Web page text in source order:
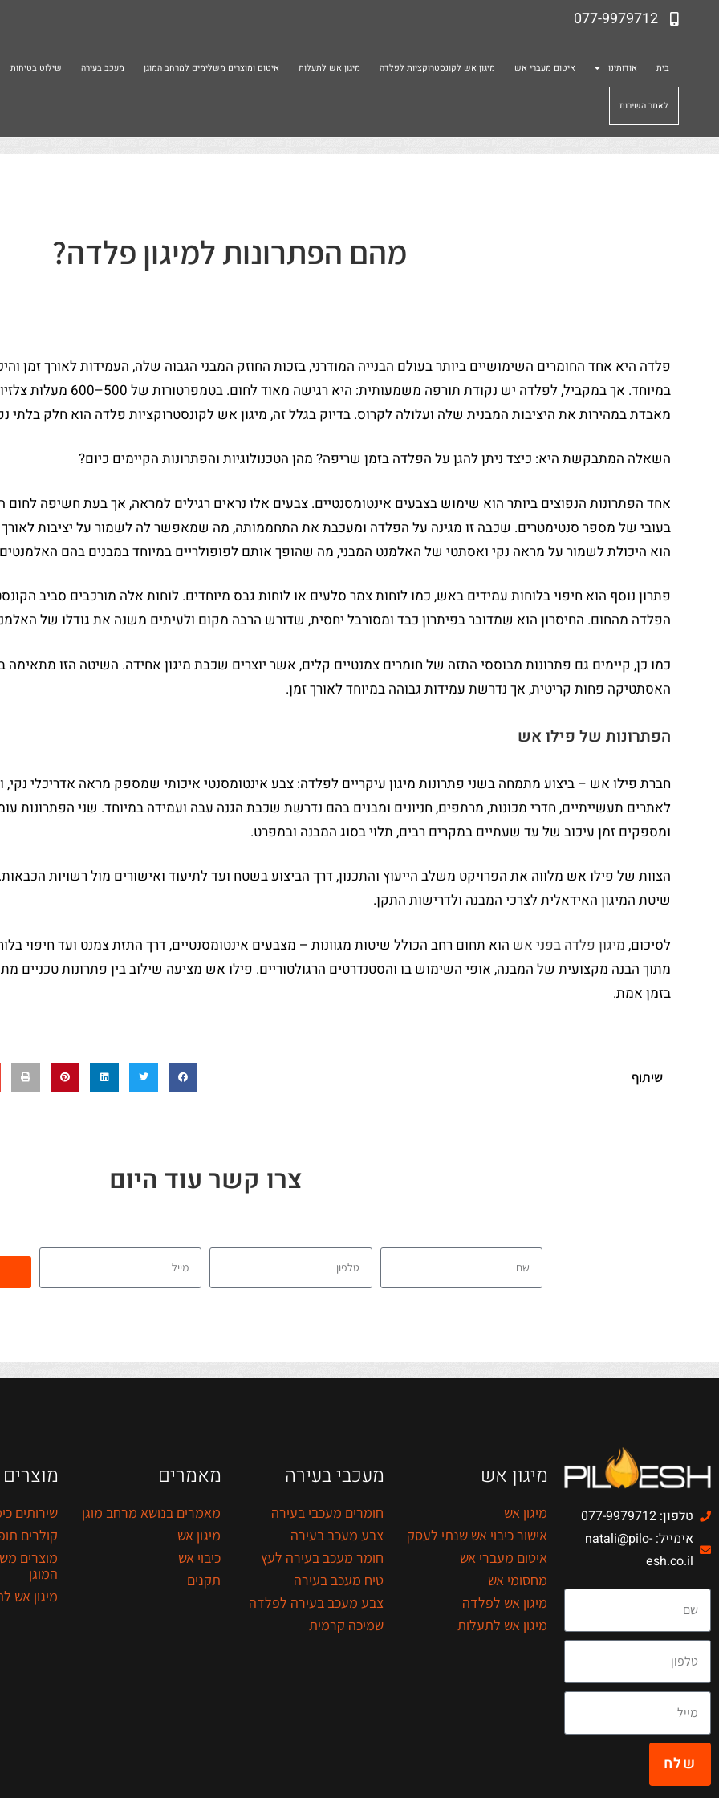
077-9979712
בית אודותינו איטום מעברי אש מיגון אש לקונסטרוקציות לפלדה מיגון אש לתעלות איטום ומוצרים משלימים למרחב המוגן מעכב בעירה שילוט בטיחות
לאתר השירות
מהם הפתרונות למיגון פלדה?
פלדה היא אחד החומרים השימושיים ביותר בעולם הבנייה המודרני, בזכות החוזק המבני הגבוה שלה, העמידות לאורך זמן
במיוחד. אך במקביל, לפלדה יש
מאבדת במהירות את היציבות המבנית שלה ועלולה לקרוס. בדיוק בגלל זה, מיגון אש לקונסטרוקציות פלדה הוא חלק בלתי
השאלה המתבקשת היא: כיצד ניתן להגן על הפלדה בזמן שריפה? מהן הטכנולוגיות והפתרונות הקיימים כיום?
אחד הפתרונות הנפוצים ביותר הוא שימוש בצבעים אינטומסנטיים. צבעים אלו נראים רגילים למראה, אך בעת חשיפה
בעובי של מספר סנטימטרים. שכבה זו מגינה על הפלדה ומעכבת את התחממותה, מה שמאפשר לה לשמור על יציבות לאורך
הוא היכולת לשמור על מראה נקי ואסתטי של האלמנט המבני, מה שהופך אותם לפופולריים במיוחד במבנים בהם
פתרון נוסף הוא חיפוי בלוחות עמידים באש, כמו לוחות צמר סלעים או לוחות גבס מיוחדים. לוחות אלה מורכבים סביב
הפלדה מהחום. החיסרון הוא שמדובר בפיתרון כבד ומסורבל יחסית, שדורש הרבה מקום ולעיתים משנה את גודלו של
כמו כן, קיימים גם פתרונות מבוססי התזה של חומרים צמנטיים קלים, אשר יוצרים שכבת מיגון אחידה. השיטה הזו מתאימה
האסתטיקה פחות קריטית, אך נדרשת עמידות גבוהה במיוחד לאורך זמן.
הפתרונות של פילו אש
חברת פילו אש – ביצוע מתמחה בשני פתרונות מיגון עיקריים לפלדה: צבע אינטומסנטי איכותי שמספק מראה אדריכלי
לאתרים תעשייתיים, חדרי מכונות, מרתפים, חניונים ומבנים בהם נדרשת שכבת הגנה עבה ועמידה במיוחד. שני הפתרונות
ומספקים זמן עיכוב של עד שעתיים במקרים רבים, תלוי בסוג המבנה ובמפרט.
הצוות של פילו אש מלווה את הפרויקט משלב הייעוץ והתכנון, דרך הביצוע בשטח ועד לתיעוד ואישורים מול רשויות
שיטת המיגון האידאלית לצרכי המבנה ולדרישות התקן.
לסיכום, מיגון פלדה בפני אש הוא תחום רחב הכולל שיטות מגוונות – מצבעים אינטומסנטיים, דרך התזת צמנט ועד חיפוי
מתוך הבנה מקצועית של המבנה, אופי השימוש בו והסטנדרטים הרגולטוריים. פילו אש מציעה שילוב בין פתרונות טכניים
בזמן אמת.
שיתוף
צרו קשר עוד היום
טלפון: 077-9979712
אימייל: natali@pilo-
esh.co.il
שלח
מיגון אש
מיגון אש
אישור כיבוי אש שנתי לעסק
איטום מעברי אש
מחסומי אש
מיגון אש לפלדה
מיגון אש לתעלות
מעכבי בעירה
חומרים מעכבי בעירה
צבע מעכב בעירה
חומר מעכב בעירה לעץ
טיח מעכב בעירה
צבע מעכב בעירה לפלדה
שמיכה קרמית
מאמרים
מאמרים בנושא מרחב מוגן
מיגון אש
כיבוי אש
תקנים
מוצרים
שירותים
קולרים
מוצרים
המוגן
מיגון אש